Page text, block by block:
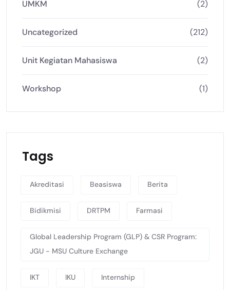
UMKM (2)
Uncategorized (212)
Unit Kegiatan Mahasiswa (2)
Workshop (1)
Tags
Akreditasi Beasiswa Berita
Bidikmisi DRTPM Farmasi
Global Leadership Program (GLP) & CSR Program:
JGU - MSU Culture Exchange
IKT IKU Internship